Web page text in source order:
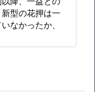
型の花押は一
なかったか、